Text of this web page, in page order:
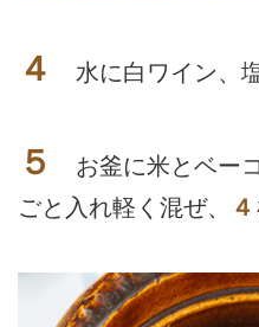
４ 水に白ワイン、
５
お釜に米とベー
ごと入れ軽く混ぜ、
４